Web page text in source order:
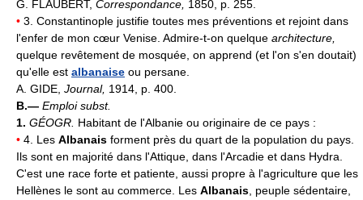
G. FLAUBERT, Correspondance, 1850, p. 255.
• 3. Constantinople justifie toutes mes préventions et rejoint dans
l'enfer de mon cœur Venise. Admire-t-on quelque architecture,
quelque revêtement de mosquée, on apprend (et l'on s'en doutait)
qu'elle est albanaise ou persane.
A. GIDE, Journal, 1914, p. 400.
B.— Emploi subst.
1. GÉOGR. Habitant de l'Albanie ou originaire de ce pays :
• 4. Les Albanais forment près du quart de la population du pays.
Ils sont en majorité dans l'Attique, dans l'Arcadie et dans Hydra.
C'est une race forte et patiente, aussi propre à l'agriculture que les
Hellènes le sont au commerce. Les Albanais , peuple sédentaire,